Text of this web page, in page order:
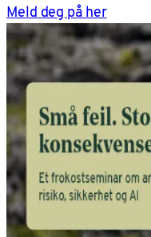
Meld deg på her